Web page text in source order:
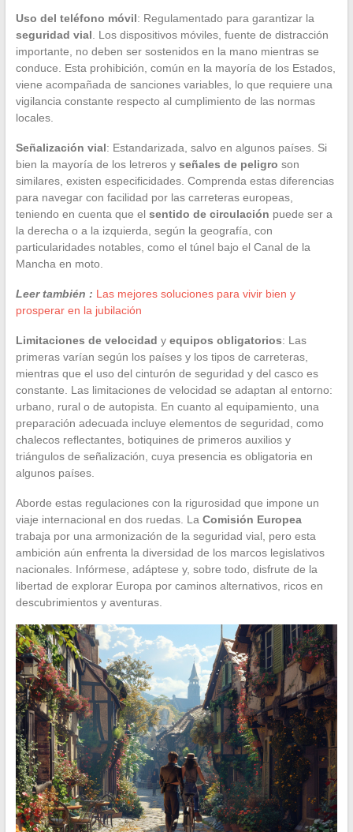
Uso del teléfono móvil: Regulamentado para garantizar la
seguridad vial . Los dispositivos móviles, fuente de distracción
importante, no deben ser sostenidos en la mano mientras se
conduce. Esta prohibición, común en la mayoría de los Estados,
viene acompañada de sanciones variables, lo que requiere una
vigilancia constante respecto al cumplimiento de las normas
locales.
Señalización vial: Estandarizada, salvo en algunos países. Si
bien la mayoría de los letreros y señales de peligro son
similares, existen especificidades. Comprenda estas diferencias
para navegar con facilidad por las carreteras europeas,
teniendo en cuenta que el sentido de circulación puede ser a
la derecha o a la izquierda, según la geografía, con
particularidades notables, como el túnel bajo el Canal de la
Mancha en moto.
Leer también : Las mejores soluciones para vivir bien y
prosperar en la jubilación
Limitaciones de velocidad y equipos obligatorios: Las
primeras varían según los países y los tipos de carreteras,
mientras que el uso del cinturón de seguridad y del casco es
constante. Las limitaciones de velocidad se adaptan al entorno:
urbano, rural o de autopista. En cuanto al equipamiento, una
preparación adecuada incluye elementos de seguridad, como
chalecos reflectantes, botiquines de primeros auxilios y
triángulos de señalización, cuya presencia es obligatoria en
algunos países.
Aborde estas regulaciones con la rigurosidad que impone un
viaje internacional en dos ruedas. La Comisión Europea
trabaja por una armonización de la seguridad vial, pero esta
ambición aún enfrenta la diversidad de los marcos legislativos
nacionales. Infórmese, adáptese y, sobre todo, disfrute de la
libertad de explorar Europa por caminos alternativos, ricos en
descubrimientos y aventuras.